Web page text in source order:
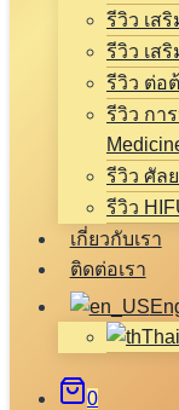
รีวิว เส
รีวิว เส
รีวิว ต่อ
รีวิว กา
รีวิว ศัล
รีวิว
เกี่ยวกับเรา
ติดต่อเรา
Thai
0